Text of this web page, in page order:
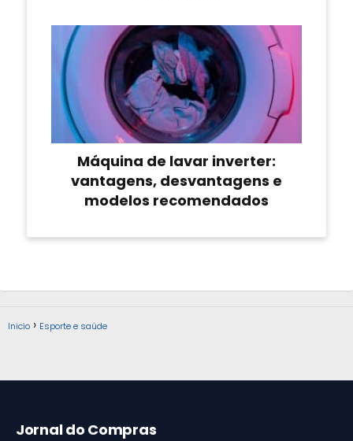
Máquina de lavar inverter:
vantagens, desvantagens e
modelos recomendados
Inicio Esporte e saúde
Jornal do Compras